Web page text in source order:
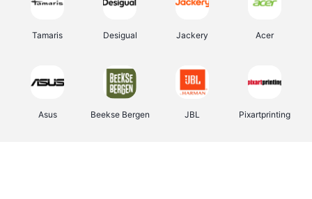
Tamaris Desigual Jackery Acer
Asus Beekse Bergen JBL Pixartprinting